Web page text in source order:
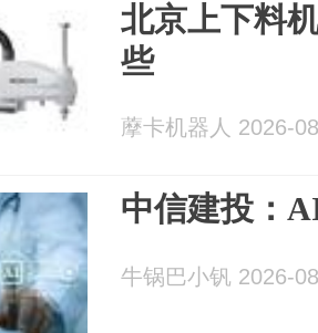
北京上下料
些
藦卡机器人 2026-
中信建投：
牛锅巴小钒 2026-